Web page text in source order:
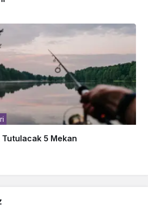
Tutulacak 5 Mekan